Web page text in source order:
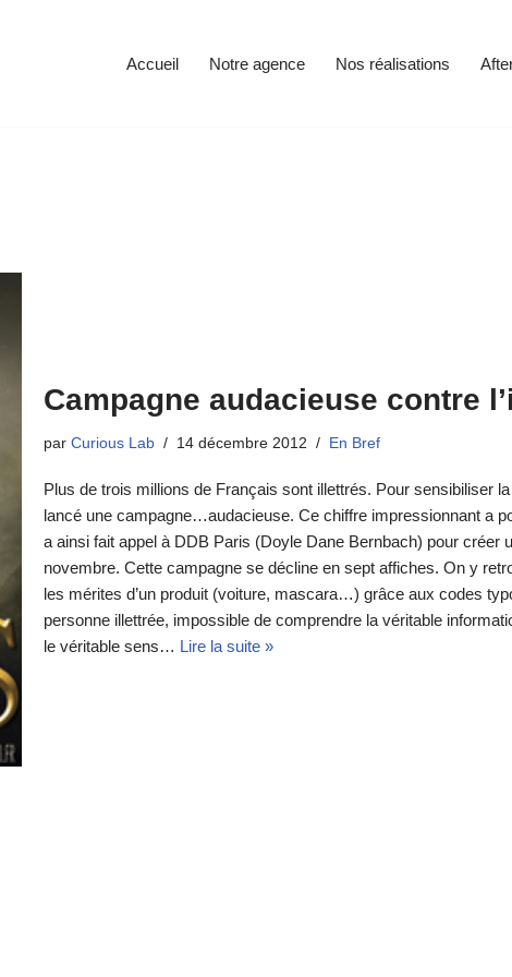
Accueil Notre agence Nos réalisations
Campagne audacieuse contre
par Curious Lab 14 décembre 2012 En Bref
Plus de trois millions de Français sont illettrés. Pour sensibiliser
lancé une campagne…audacieuse. Ce chiffre impressionnant a
a ainsi fait appel à DDB Paris (Doyle Dane Bernbach) pour créer
novembre. Cette campagne se décline en sept affiches. On y
les mérites d’un produit (voiture, mascara…) grâce aux codes
personne illettrée, impossible de comprendre la véritable
le véritable sens… Lire la suite »